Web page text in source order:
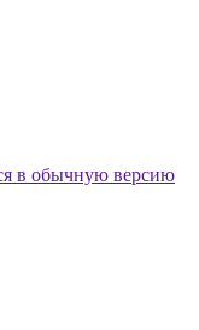
в обычную версию